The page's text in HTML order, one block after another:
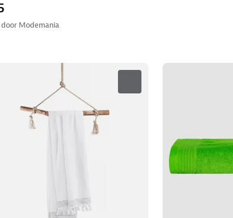
Modemania